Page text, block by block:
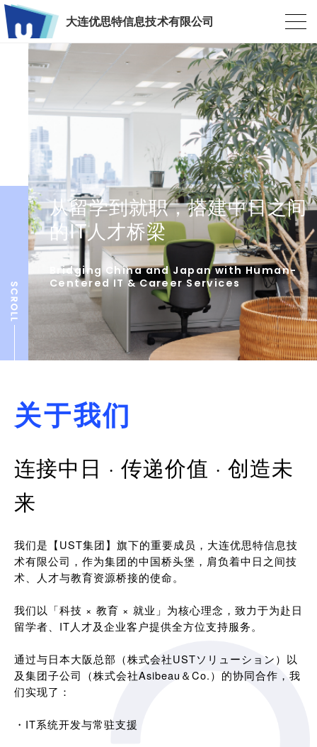
大连优思特信息技术有限公司
从留学到就职，搭建中日之间
的IT人才桥梁
Bridging China and Japan with Human-
Centered IT & Career Services
关于我们
连接中日 · 传递价值 · 创造未
来
我们是【UST集团】旗下的重要成员，大连优思特信息技
术有限公司，作为集团的中国桥头堡，肩负着中日之间技
术、人才与教育资源桥接的使命。
我们以「科技 × 教育 × 就业」为核心理念，致力于为赴日
留学者、IT人才及企业客户提供全方位支持服务。
通过与日本大阪总部（株式会社USTソリューション）以
及集团子公司（株式会社Asibeau＆Co.）的协同合作，我
们实现了：
・IT系统开发与常驻支援